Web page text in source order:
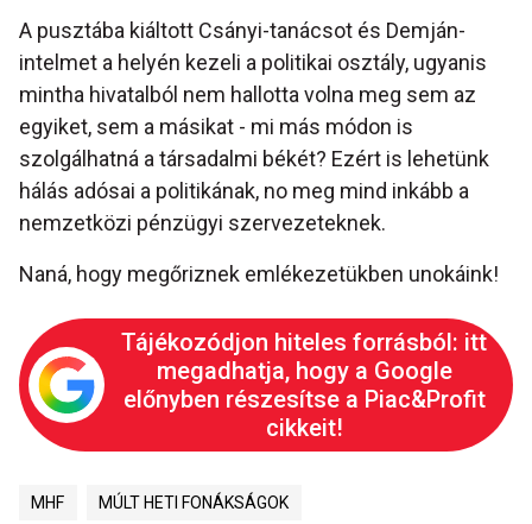
A pusztába kiáltott Csányi-tanácsot és Demján-
intelmet a helyén kezeli a politikai osztály, ugyanis
mintha hivatalból nem hallotta volna meg sem az
egyiket, sem a másikat - mi más módon is
szolgálhatná a társadalmi békét? Ezért is lehetünk
hálás adósai a politikának, no meg mind inkább a
nemzetközi pénzügyi szervezeteknek.
Naná, hogy megőriznek emlékezetükben unokáink!
Tájékozódjon hiteles forrásból: itt
megadhatja, hogy a Google
előnyben részesítse a Piac&Profit
cikkeit!
MHF MÚLT HETI FONÁKSÁGOK